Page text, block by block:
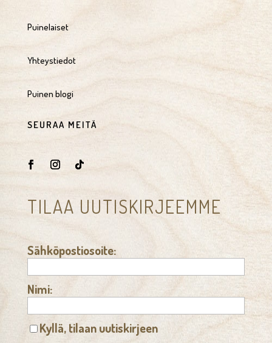
Puinelaiset
Yhteystiedot
Puinen blogi
SEURAA MEITÄ
TILAA UUTISKIRJEEMME
Sähköpostiosoite:
Nimi:
Kyllä, tilaan uutiskirjeen